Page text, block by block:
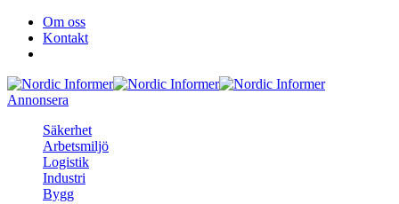
Om oss
Kontakt
Annonsera
Säkerhet
Arbetsmiljö
Logistik
Industri
Bygg